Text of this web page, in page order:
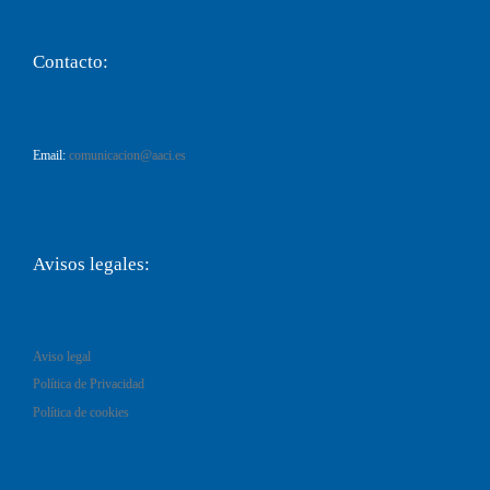
Contacto:
Email: comunicacion@aaci.es
Avisos legales:
Aviso legal
Política de Privacidad
Política de cookies